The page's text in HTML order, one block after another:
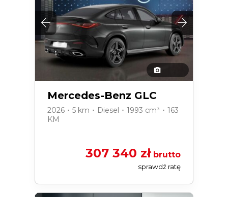
Mercedes-Benz GLC
2026 ･ 5 km ･ Diesel ･ 1993 cm³ ･ 163
KM
307 340 złbrutto
sprawdź ratę